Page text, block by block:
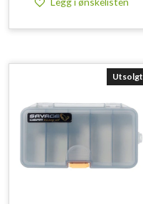
Utsolgt